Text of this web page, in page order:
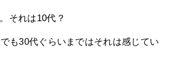
それは10代？
でも30代ぐらいまではそれは感じてい